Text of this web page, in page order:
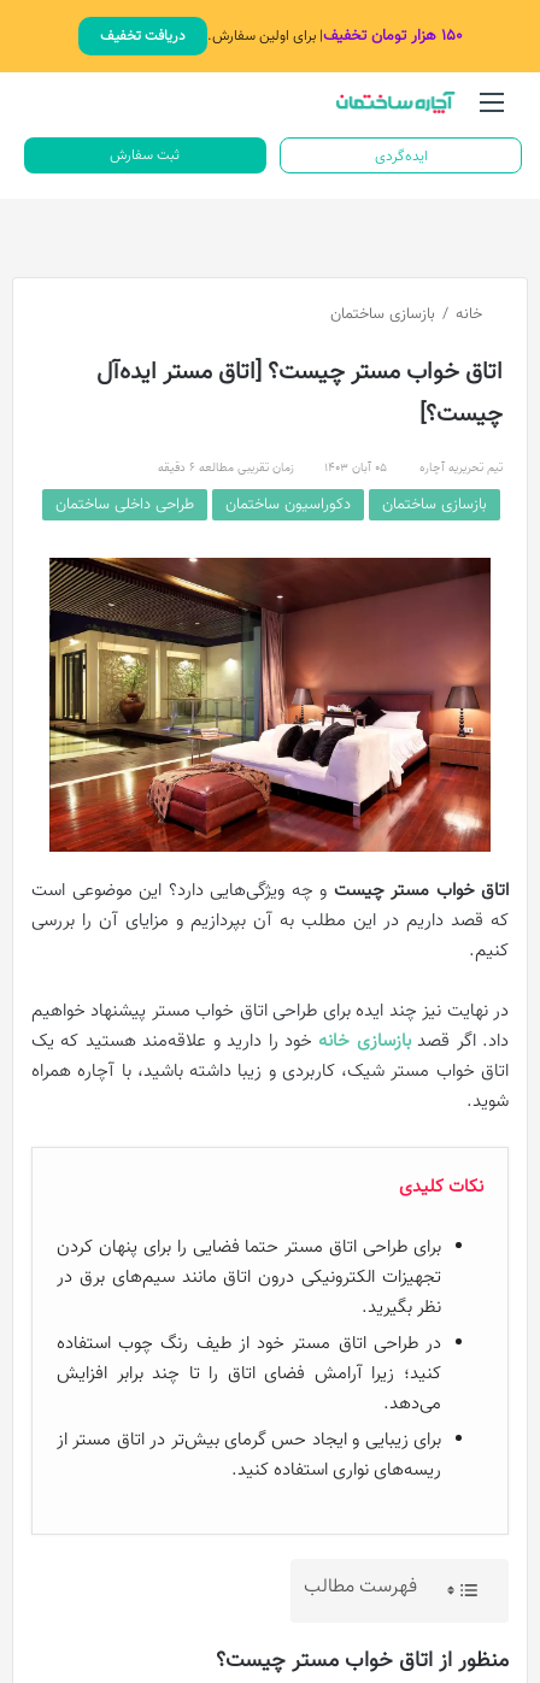
۱۵۰ هزار تومان تخفیف | برای اولین سفارش. دریافت تخفیف
ایده‌گردی ثبت سفارش
خانه / بازسازی ساختمان
اتاق خواب مستر چیست؟ [اتاق مستر ایده‌آل
چیست؟]
تیم تحریریه آچاره 05 آبان 1403 زمان تقریبی مطالعه 6 دقیقه
بازسازی ساختمان دکوراسیون ساختمان طراحی داخلی ساختمان
اتاق خواب مستر چیست و چه ویژگی‌هایی دارد؟ این موضوعی است
که قصد داریم در این مطلب به آن بپردازیم و مزایای آن را بررسی
کنیم.
در نهایت نیز چند ایده برای طراحی اتاق خواب مستر پیشنهاد خواهیم
داد. اگر قصدبازسازی خانه خود را دارید و علاقه‌مند هستید که یک
اتاق خواب مستر شیک، کاربردی و زیبا داشته باشید، با آچاره همراه
شوید.
نکات کلیدی
برای طراحی اتاق مستر حتما فضایی را برای پنهان کردن
تجهیزات الکترونیکی درون اتاق مانند سیم‌های برق در
نظر بگیرید.
در طراحی اتاق مستر خود از طیف رنگ چوب استفاده
کنید؛ زیرا آرامش فضای اتاق را تا چند برابر افزایش
می‌دهد.
برای زیبایی و ایجاد حس گرمای بیش‌تر در اتاق مستر از
ریسه‌های نواری استفاده کنید.
فهرست مطالب
منظور از اتاق خواب مستر چیست؟